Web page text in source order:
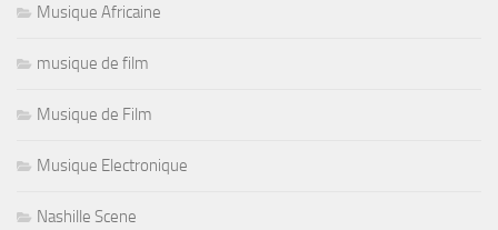
Musique Africaine
musique de film
Musique de Film
Musique Electronique
Nashille Scene